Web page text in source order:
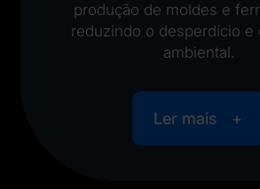
produção de moldes e
reduzindo o desperdício e
ambiental.
Ler mais